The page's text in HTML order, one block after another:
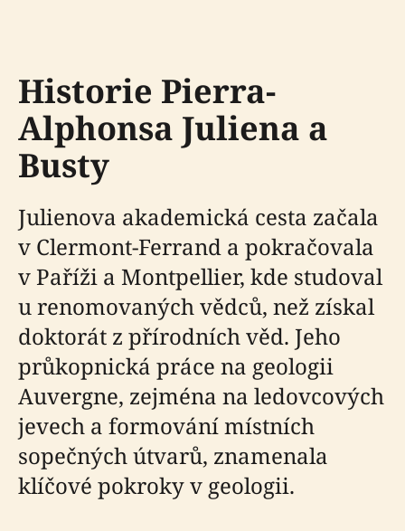
Historie Pierra-
Alphonsa Juliena a
Busty
Julienova akademická cesta začala
v Clermont-Ferrand a pokračovala
v Paříži a Montpellier, kde studoval
u renomovaných vědců, než získal
doktorát z přírodních věd. Jeho
průkopnická práce na geologii
Auvergne, zejména na ledovcových
jevech a formování místních
sopečných útvarů, znamenala
klíčové pokroky v geologii.